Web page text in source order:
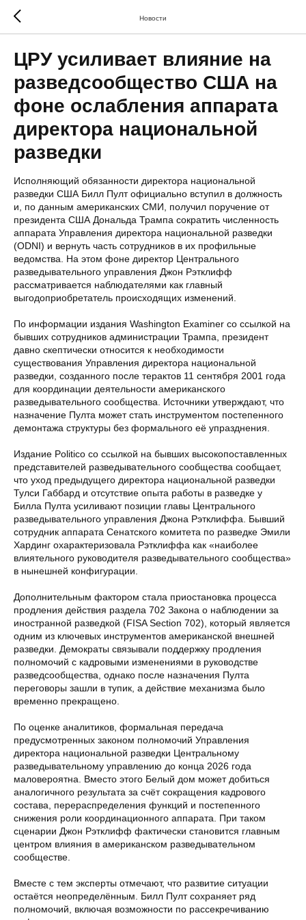
Новости
ЦРУ усиливает влияние на
разведсообщество США на
фоне ослабления аппарата
директора национальной
разведки
Исполняющий обязанности директора национальной
разведки США Билл Пулт официально вступил в должность
и, по данным американских СМИ, получил поручение от
президента США Дональда Трампа сократить численность
аппарата Управления директора национальной разведки
(ODNI) и вернуть часть сотрудников в их профильные
ведомства. На этом фоне директор Центрального
разведывательного управления Джон Рэтклифф
рассматривается наблюдателями как главный
выгодоприобретатель происходящих изменений.
По информации издания Washington Examiner со ссылкой на
бывших сотрудников администрации Трампа, президент
давно скептически относится к необходимости
существования Управления директора национальной
разведки, созданного после терактов 11 сентября 2001 года
для координации деятельности американского
разведывательного сообщества. Источники утверждают, что
назначение Пулта может стать инструментом постепенного
демонтажа структуры без формального её упразднения.
Издание Politico со ссылкой на бывших высокопоставленных
представителей разведывательного сообщества сообщает,
что уход предыдущего директора национальной разведки
Тулси Габбард и отсутствие опыта работы в разведке у
Билла Пулта усиливают позиции главы Центрального
разведывательного управления Джона Рэтклиффа. Бывший
сотрудник аппарата Сенатского комитета по разведке Эмили
Хардинг охарактеризовала Рэтклиффа как «наиболее
влиятельного руководителя разведывательного сообщества»
в нынешней конфигурации.
Дополнительным фактором стала приостановка процесса
продления действия раздела 702 Закона о наблюдении за
иностранной разведкой (FISA Section 702), который является
одним из ключевых инструментов американской внешней
разведки. Демократы связывали поддержку продления
полномочий с кадровыми изменениями в руководстве
разведсообщества, однако после назначения Пулта
переговоры зашли в тупик, а действие механизма было
временно прекращено.
По оценке аналитиков, формальная передача
предусмотренных законом полномочий Управления
директора национальной разведки Центральному
разведывательному управлению до конца 2026 года
маловероятна. Вместо этого Белый дом может добиться
аналогичного результата за счёт сокращения кадрового
состава, перераспределения функций и постепенного
снижения роли координационного аппарата. При таком
сценарии Джон Рэтклифф фактически становится главным
центром влияния в американском разведывательном
сообществе.
Вместе с тем эксперты отмечают, что развитие ситуации
остаётся неопределённым. Билл Пулт сохраняет ряд
полномочий, включая возможности по рассекречиванию